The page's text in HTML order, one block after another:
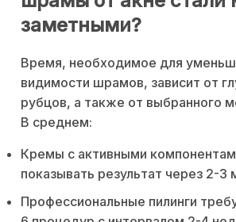
заметными?
Время, необходимое для
видимости шрамов, зависит от
рубцов, а также от выбранного
В среднем:
Кремы с активными
показывать результат через 2-3
Профессиональные пилинги